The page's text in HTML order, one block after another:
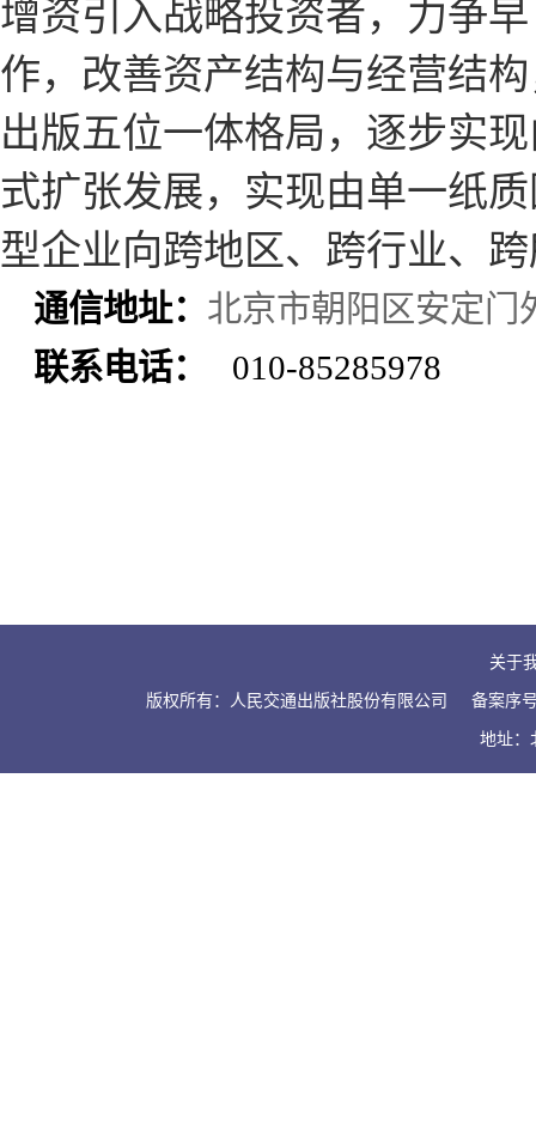
增资引入战略投资者，力争
作，改善资产结构与经营结
出版五位一体格局，逐步实
式扩张发展，实现由单一纸
型企业向跨地区、跨行业、
通信地址： 北京市朝阳区安定门
联系电话：
010-85285978
关于
版权所有：人民交通出版社股份有限公司
备案序
地址：